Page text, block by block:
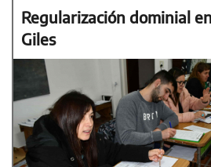
Regularización dominial
Giles